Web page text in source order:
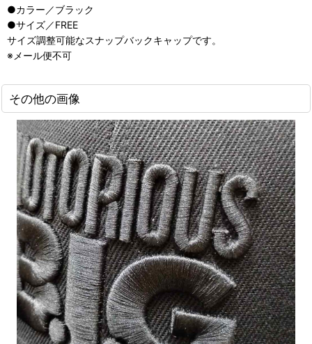
●カラー／ブラック
●サイズ／FREE
サイズ調整可能なスナップバックキャップです。
※メール便不可
その他の画像